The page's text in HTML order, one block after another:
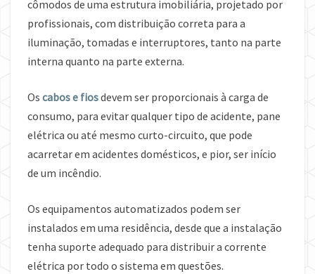
cômodos de uma estrutura imobiliária, projetado por
profissionais, com distribuição correta para a
iluminação, tomadas e interruptores, tanto na parte
interna quanto na parte externa.
Os cabos e fiosdevem ser proporcionais à carga de
consumo, para evitar qualquer tipo de acidente, pane
elétrica ou até mesmo curto-circuito, que pode
acarretar em acidentes domésticos, e pior, ser início
de um incêndio.
Os equipamentos automatizados podem ser
instalados em uma residência, desde que a instalação
tenha suporte adequado para distribuir a corrente
elétrica por todo o sistema em questões.